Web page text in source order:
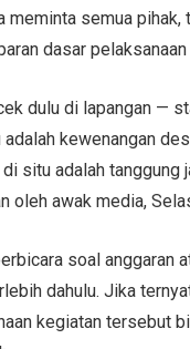
meminta semua
dasar
dulu di lapangan —
adalah kewenangan
situ adalah
oleh awak media,
soal anggaran
dahulu. Jika
kegiatan tersebut